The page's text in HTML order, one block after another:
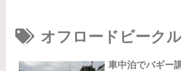
オフロードビーク
車中泊でバギー